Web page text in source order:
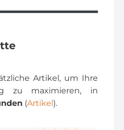
Artikel, um Ihre
zu maximieren, in
(Artikel).